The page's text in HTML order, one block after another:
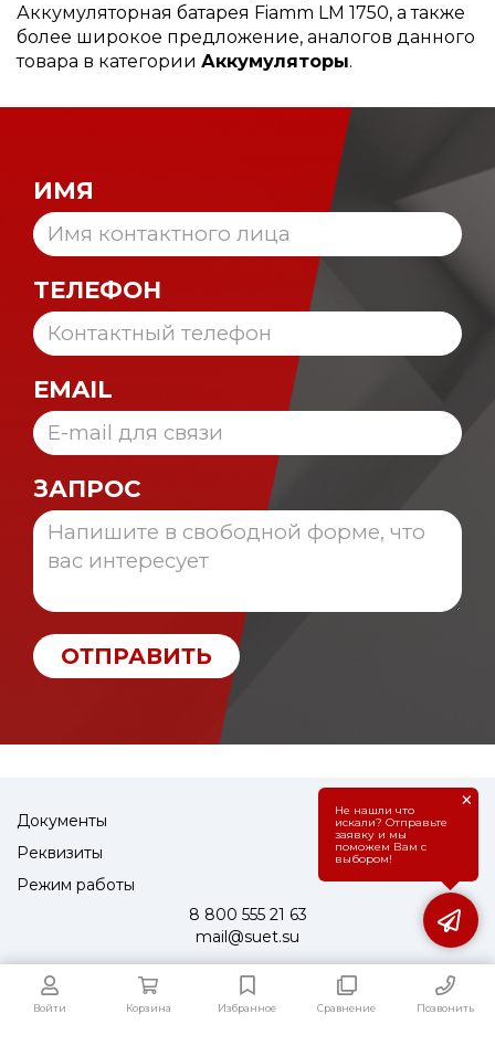
Войти Корзина Избранное Сравнение Позвонить
Аккумуляторная батарея Fiamm LM 1750, а также
более широкое предложение, аналогов данного
товара в категории Аккумуляторы.
ИМЯ
ТЕЛЕФОН
EMAIL
ЗАПРОС
ОТПРАВИТЬ
Документы
Реквизиты
Режим работы
8 800 555 21 63
mail@suet.su
Не нашли что
искали? Отправьте
заявку и мы
поможем Вам с
выбором!
×